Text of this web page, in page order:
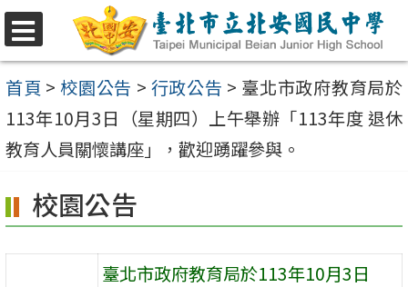
選
單
跳
至
主
要
內
區
首頁 > 校園公告 > 行政公告 > 臺北市政府教育局於
113年10月3日（星期四）上午舉辦「113年度 退休
教育人員關懷講座」，歡迎踴躍參與。
校園公告
臺北市政府教育局於113年10月3日